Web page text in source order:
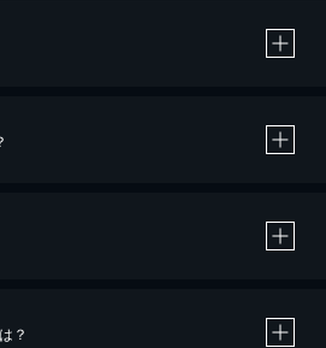
ットカード決済による作品の購入 / レンタルです。
？